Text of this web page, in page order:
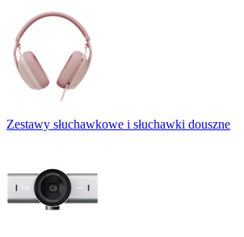
Zestawy słuchawkowe i słuchawki douszne